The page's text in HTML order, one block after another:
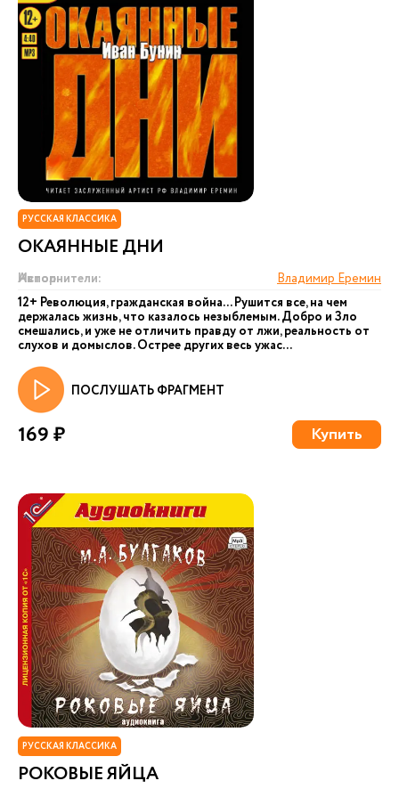
РУССКАЯ КЛАССИКА
ОКАЯННЫЕ ДНИ
Автор:
Исполнители:
Владимир Еремин
12+ Революция, гражданская война... Рушится все, на чем
держалась жизнь, что казалось незыблемым. Добро и Зло
смешались, и уже не отличить правду от лжи, реальность от
слухов и домыслов. Острее других весь ужас...
ПОСЛУШАТЬ ФРАГМЕНТ
169 ₽ Купить
РУССКАЯ КЛАССИКА
РОКОВЫЕ ЯЙЦА